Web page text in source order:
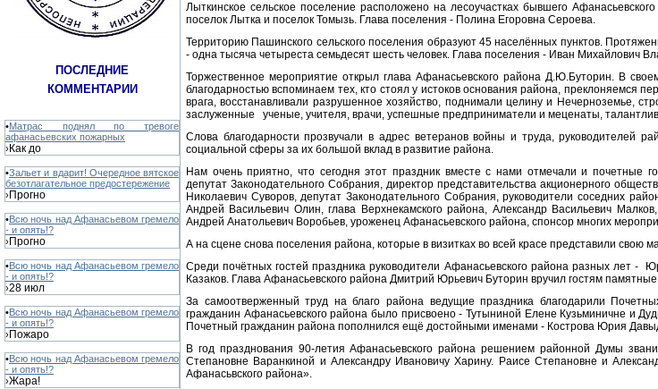
ПОСЛЕДНИЕ
КОММЕНТАРИИ
•Матрас поднял по тревоге
афанасьевских пожарных
›Как до
•Зальет и вдарит! Очередное вятское
безотлагательное предостережение
›Прогно
•Всю ночь над Афанасьевом гремело
- и опять!?
›Прогно
•Всю ночь над Афанасьевом гремело
- и опять!?
›28 июл
•Всю ночь над Афанасьевом гремело
- и опять!?
›Пожаро
•Всю ночь над Афанасьевом гремело
- и опять!?
›Жара!
Лыткинское сельское поселение расположено на лесоучастках бывшего
поселок Лытка и поселок Томызь. Глава поселения - Полина Егоровна Сероева.
Территорию Пашинского сельского поселения образуют 45 населённых пунктов.
- одна тысяча четыреста семьдесят шесть человек. Глава поселения - Иван Михайлович
Торжественное мероприятие открыл глава Афанасьевского района Д.Ю.Буторин. В
благодарностью вспоминаем тех, кто стоял у истоков основания района, преклоняемся
врага, восстанавливали разрушенное хозяйство, поднимали целину и Нечерноземье,
заслуженные ученые, учителя, врачи, успешные предприниматели и меценаты,
Слова благодарности прозвучали в адрес ветеранов войны и труда, руководителей
социальной сферы за их большой вклад в развитие района.
Нам очень приятно, что сегодня этот праздник вместе с нами отмечали и почетные
депутат Законодательного Собрания, директор представительства акционерного
Николаевич Суворов, депутат Законодательного Собрания, руководители соседних
Андрей Васильевич Олин, глава Верхнекамского района, Александр Васильевич
Андрей Анатольевич Воробьев, уроженец Афанасьевского района, спонсор многих
А на сцене снова поселения района, которые в визитках во всей красе представили свою
Среди почётных гостей праздника руководители Афанасьевского района разных лет
Казаков. Глава Афанасьевского района Дмитрий Юрьевич Буторин вручил гостям
За самоотверженный труд на благо района ведущие праздника благодарили
гражданин Афанасьевского района было присвоено - Тутыниной Елене Кузьминичне и
Почетный гражданин района пополнился ещё достойными именами - Кострова Юрия
В год празднования 90-летия Афанасьевского района решением районной Думы
Степановне Варанкиной и Александру Ивановичу Харину. Раисе Степановне и
Афанасьвского района».